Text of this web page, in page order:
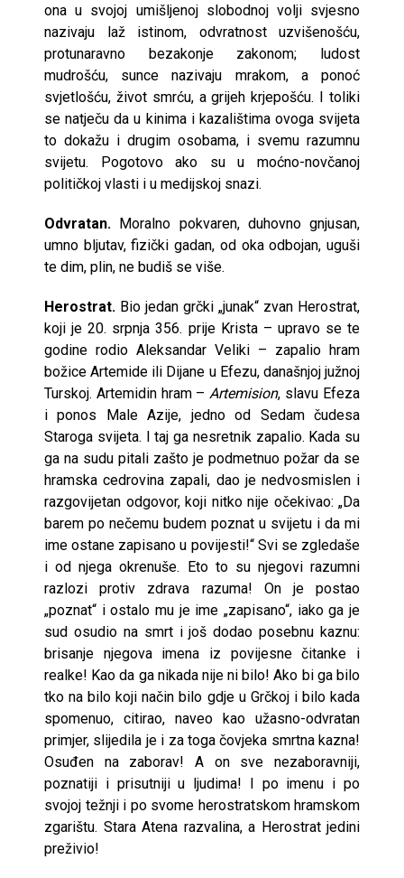
ona u svojoj umišljenoj slobodnoj volji svjesno
nazivaju laž istinom, odvratnost uzvišenošću,
protunaravno bezakonje zakonom; ludost
mudrošću, sunce nazivaju mrakom, a ponoć
svjetlošću, život smrću, a grijeh krjepošću. I toliki
se natječu da u kinima i kazalištima ovoga svijeta
to dokažu i drugim osobama, i svemu razumnu
svijetu. Pogotovo ako su u moćno-novčanoj
političkoj vlasti i u medijskoj snazi.
Odvratan. Moralno pokvaren, duhovno gnjusan,
umno bljutav, fizički gadan, od oka odbojan, uguši
te dim, plin, ne budiš se više.
Herostrat. Bio jedan grčki „junak“ zvan Herostrat,
koji je 20. srpnja 356. prije Krista – upravo se te
godine rodio Aleksandar Veliki – zapalio hram
božice Artemide ili Dijane u Efezu, današnjoj južnoj
Turskoj. Artemidin hram – Artemision, slavu Efeza
i ponos Male Azije, jedno od Sedam čudesa
Staroga svijeta. I taj ga nesretnik zapalio. Kada su
ga na sudu pitali zašto je podmetnuo požar da se
hramska cedrovina zapali, dao je nedvosmislen i
razgovijetan odgovor, koji nitko nije očekivao: „Da
barem po nečemu budem poznat u svijetu i da mi
ime ostane zapisano u povijesti!“ Svi se zgledaše
i od njega okrenuše. Eto to su njegovi razumni
razlozi protiv zdrava razuma! On je postao
„poznat“ i ostalo mu je ime „zapisano“, iako ga je
sud osudio na smrt i još dodao posebnu kaznu:
brisanje njegova imena iz povijesne čitanke i
realke! Kao da ga nikada nije ni bilo! Ako bi ga bilo
tko na bilo koji način bilo gdje u Grčkoj i bilo kada
spomenuo, citirao, naveo kao užasno-odvratan
primjer, slijedila je i za toga čovjeka smrtna kazna!
Osuđen na zaborav! A on sve nezaboravniji,
poznatiji i prisutniji u ljudima! I po imenu i po
svojoj težnji i po svome herostratskom hramskom
zgarištu. Stara Atena razvalina, a Herostrat jedini
preživio!